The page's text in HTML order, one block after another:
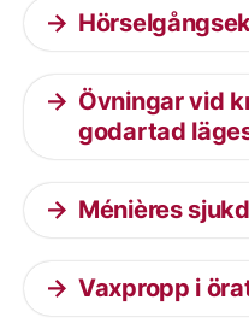
Övningar vid
godartad
Ménières
Vaxpropp i